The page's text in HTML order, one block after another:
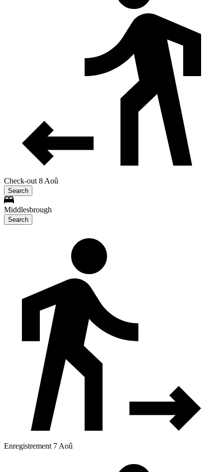
Check-out 8 Aoû
Search
Middlesbrough
Search
Enregistrement 7 Aoû